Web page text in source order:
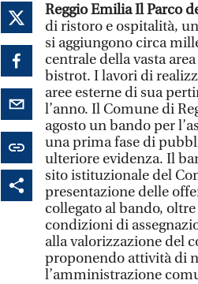
Reggio Emilia Il Parco
di ristoro e ospitalità,
si aggiungono circa
centrale della vasta
bistrot. I lavori di
aree esterne di sua
l’anno. Il Comune di
agosto un bando per
una prima fase di
ulteriore evidenza. Il
sito istituzionale del
presentazione delle
collegato al bando,
condizioni di
alla valorizzazione del
proponendo attività di
l’amministrazione